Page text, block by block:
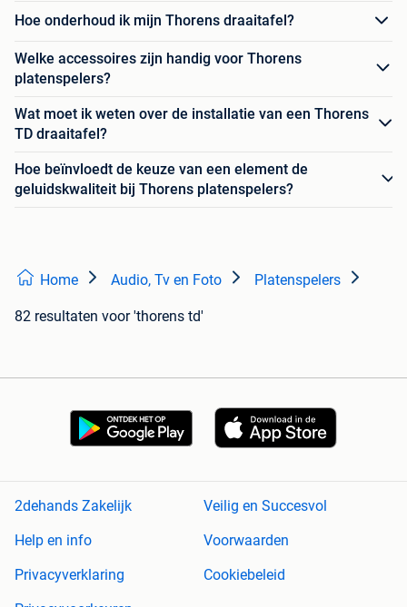
Hoe onderhoud ik mijn Thorens draaitafel?
Welke accessoires zijn handig voor Thorens
platenspelers?
Wat moet ik weten over de installatie van een Thorens
TD draaitafel?
Hoe beïnvloedt de keuze van een element de
geluidskwaliteit bij Thorens platenspelers?
Home Audio, Tv en Foto Platenspelers
82 resultaten voor 'thorens td'
2dehands Zakelijk
Veilig en Succesvol
Help en info
Voorwaarden
Privacyverklaring
Cookiebeleid